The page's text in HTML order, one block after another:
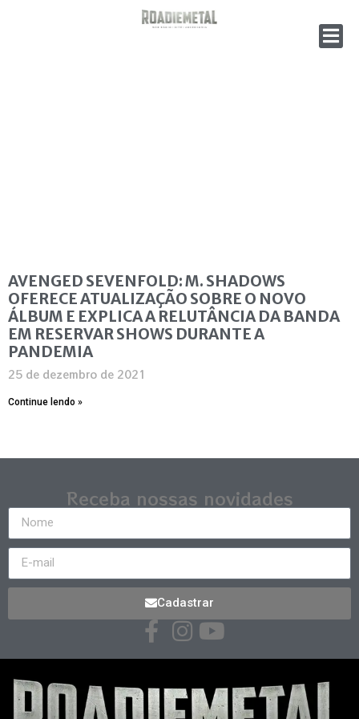
AVENGED SEVENFOLD: M. SHADOWS
OFERECE ATUALIZAÇÃO SOBRE O NOVO
ÁLBUM E EXPLICA A RELUTÂNCIA DA BANDA
EM RESERVAR SHOWS DURANTE A
PANDEMIA
25 de dezembro de 2021
Continue lendo »
Receba nossas novidades
Cadastrar